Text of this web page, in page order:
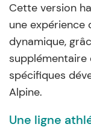
Cette version
une expérience
dynamique,
supplémentaire
spécifiques
Alpine.
Une ligne